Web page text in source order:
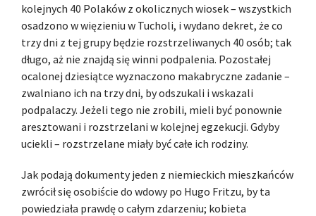
kolejnych 40 Polaków z okolicznych wiosek – wszystkich
osadzono w więzieniu w Tucholi, i wydano dekret, że co
trzy dni z tej grupy będzie rozstrzeliwanych 40 osób; tak
długo, aż nie znajdą się winni podpalenia. Pozostałej
ocalonej dziesiątce wyznaczono makabryczne zadanie –
zwalniano ich na trzy dni, by odszukali i wskazali
podpalaczy. Jeżeli tego nie zrobili, mieli być ponownie
aresztowani i rozstrzelani w kolejnej egzekucji. Gdyby
uciekli – rozstrzelane miały być całe ich rodziny.
Jak podają dokumenty jeden z niemieckich mieszkańców
zwrócił się osobiście do wdowy po Hugo Fritzu, by ta
powiedziała prawdę o całym zdarzeniu; kobieta